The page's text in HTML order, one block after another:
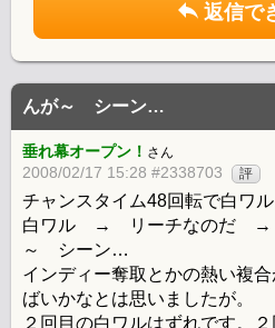
返信で
んが～ シーン…
垂れ幕オープン！ さん
2008/02/17 15:28 #2338703 評
チャンスタイム48回転で白ワル
白ワル → リーチなのだ
～ シーン…
インディー奪取とかの熱い複
ばいかなとは思いましたが。
２回目の白ワルはずれです。